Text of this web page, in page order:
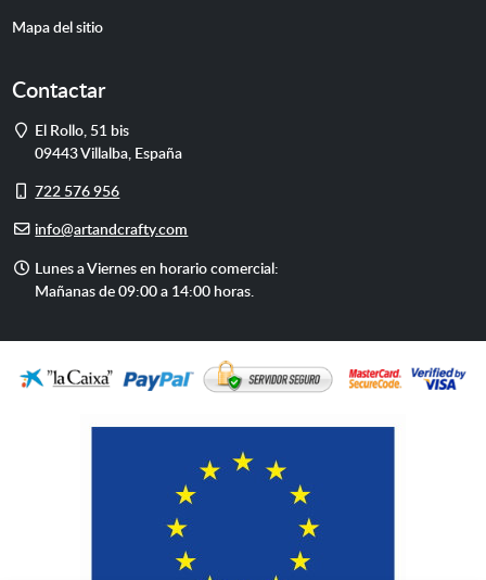
Mapa del sitio
Contactar
Dirección
El Rollo, 51 bis
09443Villalba España
Móvil
722 576 956
E-info@artandcrafty.com
Horario
de
Lunes a Viernes en horario comercial:
Mañanas de 09:00 a 14:00 horas.